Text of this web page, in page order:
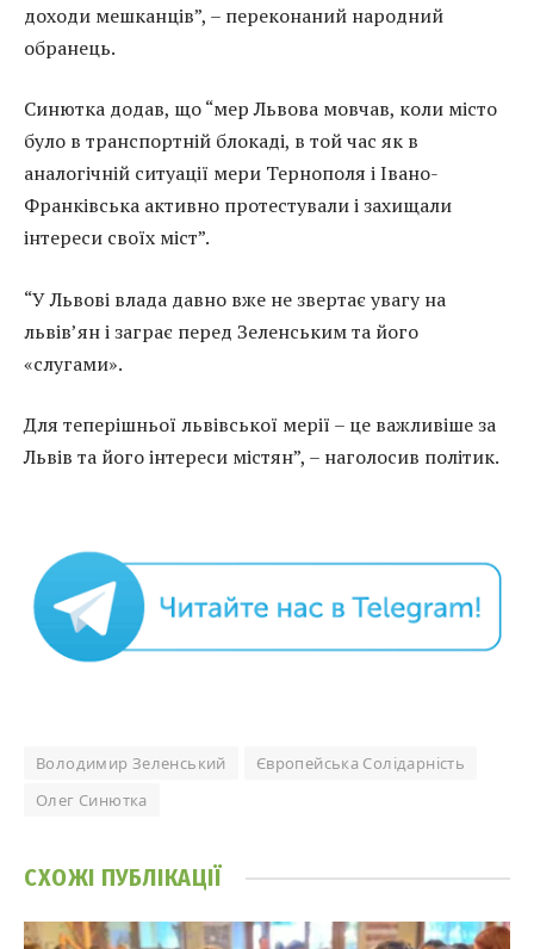
доходи мешканців”, – переконаний народний
обранець.
Синютка додав, що “мер Львова мовчав, коли місто
було в транспортній блокаді, в той час як в
аналогічній ситуації мери Тернополя і Івано-
Франківська активно протестували і захищали
інтереси своїх міст”.
“У Львові влада давно вже не звертає увагу на
львів’ян і заграє перед Зеленським та його
«слугами».
Для теперішньої львівської мерії – це важливіше за
Львів та його інтереси містян”, – наголосив політик.
Володимир Зеленський
Європейська Солідарність
Олег Синютка
СХОЖІ ПУБЛІКАЦІЇ